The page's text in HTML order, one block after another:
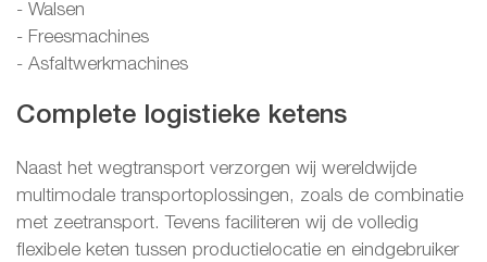
- Walsen
- Freesmachines
- Asfaltwerkmachines
Complete logistieke ketens
Naast het wegtransport verzorgen wij wereldwijde
multimodale transportoplossingen, zoals de combinatie
met zeetransport. Tevens faciliteren wij de volledig
flexibele keten tussen productielocatie en eindgebruiker